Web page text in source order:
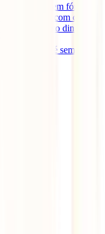
viajantes em fóruns
em viagem, com como
como "quanto dinheiro
taxas de
Este é sempre